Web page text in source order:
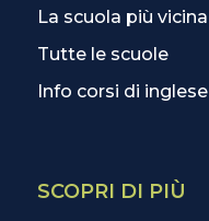
La scuola più vicina
Tutte le scuole
Info corsi di inglese
SCOPRI DI PIÙ